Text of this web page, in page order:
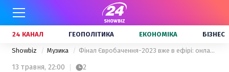
24 КАНАЛ ГЕОПОЛІТИКА ЕКОНОМІКА БІЗНЕС
Showbiz Музика Фінал Євробачення-2023 вже в ефірі: онлайн-трансляція пісенного конкурсу з Ліверпуля
13 травня, 22:00 2